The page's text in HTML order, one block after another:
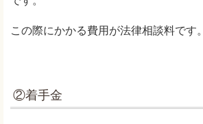
この際にかかる費用が法律相談料です。
②着手金